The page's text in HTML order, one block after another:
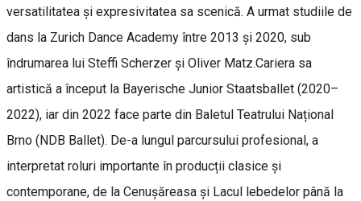
versatilitatea și expresivitatea sa scenică. A urmat studiile de
dans la Zurich Dance Academy între 2013 și 2020, sub
îndrumarea lui Steffi Scherzer și Oliver Matz.Cariera sa
artistică a început la Bayerische Junior Staatsballet (2020–
2022), iar din 2022 face parte din Baletul Teatrului Național
Brno (NDB Ballet). De-a lungul parcursului profesional, a
interpretat roluri importante în producții clasice și
contemporane, de la Cenușăreasa și Lacul lebedelor până la